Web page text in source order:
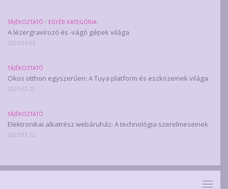
TÁJÉKOZTATÓ / EGYÉB KATEGÓRIA
A lézergravírozó és -vágó gépek világa
2025.04.03.
TÁJÉKOZTATÓ
Okos otthon egyszerűen: A Tuya platform és eszközeinek világa
2025.03.20.
TÁJÉKOZTATÓ
Elektronikai alkatrész webáruház: A technológia szerelmeseinek
2025.03.12.